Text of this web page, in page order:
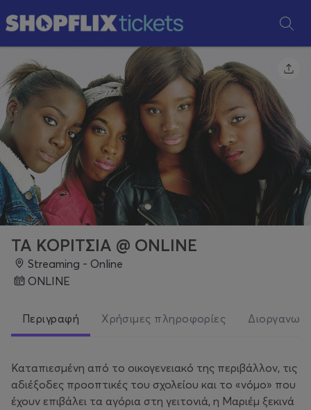
ΤΑ ΚΟΡΙΤΣΙΑ @ ONLINE
Streaming - Online
ONLINE
Περιγραφή Χρήσιμες πληροφορίες
Καταπιεσμένη από το οικογενειακό της περιβάλλον, τις
αδιέξοδες προοπτικές του σχολείου και το «νόμο» που
έχουν επιβάλει τα αγόρια στη γειτονιά, η Μαριέμ ξεκινά